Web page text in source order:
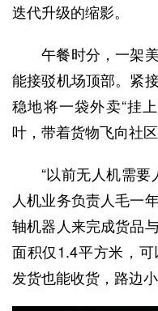
迭代升级的缩影。
午餐时分，一架美
能接驳机场顶部。紧
稳地将一袋外卖“挂
叶，带着货物飞向社区
“以前无人机需要
人机业务负责人毛一
轴机器人来完成货品
面积仅1.4平方米，
发货也能收货，路边小